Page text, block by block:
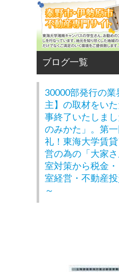
30000部発行の
主】の取材をい
事終了いたしま
のみかた」。第
礼！東海大学賃
営の為の「大家
室対策から税金
室経営・不動産
～